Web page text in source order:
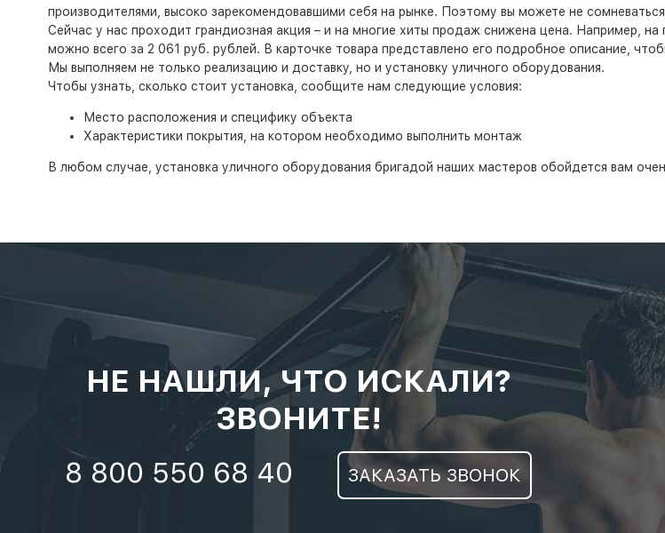
производителями, высоко зарекомендовавшими себя на рынке. Поэтому вы можете не
Сейчас у нас проходит грандиозная акция – и на многие хиты продаж снижена цена. Например,
можно всего за 2 061 руб. рублей. В карточке товара представлено его подробное описание,
Мы выполняем не только реализацию и доставку, но и установку уличного оборудования.
Чтобы узнать, сколько стоит установка, сообщите нам следующие условия:
Место расположения и специфику объекта
Характеристики покрытия, на котором необходимо выполнить монтаж
В любом случае, установка уличного оборудования бригадой наших мастеров обойдется вам
НЕ НАШЛИ, ЧТО ИСКАЛИ?
ЗВОНИТЕ!
8 800 550 68 40 ЗАКАЗАТЬ ЗВОНОК